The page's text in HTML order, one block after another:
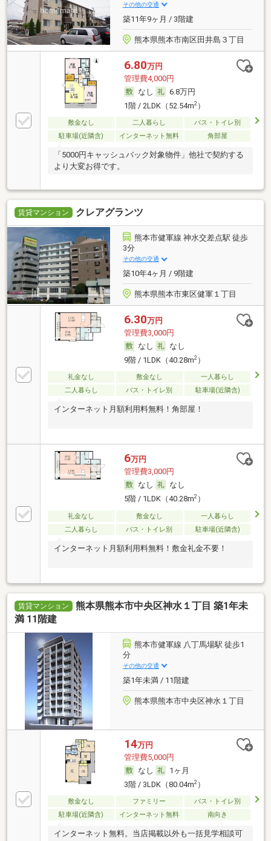
その他の交通
築11年9ヶ月 / 3階建
熊本県熊本市南区田井島３丁目
6.80万円
管理費4,000円
なし
6.8万円
1階 / 2LDK（52.54m2）
敷金なし 二人暮らし
バス・トイレ別
駐車場(近隣含)
インターネット無料 角部屋
「5000円キャッシュバック対象物件」他社で契約する
より大変お得です。
賃貸マンション クレアグランツ
熊本市健軍線 神水交差点駅 徒歩
3分
その他の交通
築10年4ヶ月 / 9階建
熊本県熊本市東区健軍１丁目
6.30万円
管理費3,000円
なし
なし
9階 / 1LDK（40.28m2）
礼金なし 敷金なし
一人暮らし
二人暮らし
バス・トイレ別 駐車場(近隣含)
インターネット月額利用料無料！角部屋！
6万円
管理費3,000円
なし
なし
5階 / 1LDK（40.28m2）
礼金なし 敷金なし
一人暮らし
二人暮らし
バス・トイレ別 駐車場(近隣含)
インターネット月額利用料無料！敷金礼金不要！
賃貸マンション
熊本県熊本市中央区神水１丁目 築1年未
満 11階建
熊本市健軍線 八丁馬場駅 徒歩1
分
その他の交通
築1年未満 / 11階建
熊本県熊本市中央区神水１丁目
14万円
管理費5,000円
なし
1ヶ月
3階 / 3LDK（80.04m2）
敷金なし ファミリー
バス・トイレ別
駐車場(近隣含)
インターネット無料 南向き
インターネット無料。当店掲載以外も一括見学相談可